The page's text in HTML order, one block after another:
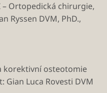
– Ortopedická chirurgie,
Ryssen DVM, PhD.,
korektivní osteotomie
Gian Luca Rovesti DVM